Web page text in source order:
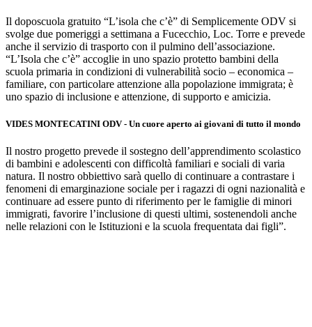
Il doposcuola gratuito “L’isola che c’è” di Semplicemente ODV si
svolge due pomeriggi a settimana a Fucecchio, Loc. Torre e prevede
anche il servizio di trasporto con il pulmino dell’associazione.
“L’Isola che c’è” accoglie in uno spazio protetto bambini della
scuola primaria in condizioni di vulnerabilità socio – economica –
familiare, con particolare attenzione alla popolazione immigrata; è
uno spazio di inclusione e attenzione, di supporto e amicizia.
VIDES MONTECATINI ODV - Un cuore aperto ai giovani di tutto il mondo
Il nostro progetto prevede il sostegno dell’apprendimento scolastico
di bambini e adolescenti con difficoltà familiari e sociali di varia
natura. Il nostro obbiettivo sarà quello di continuare a contrastare i
fenomeni di emarginazione sociale per i ragazzi di ogni nazionalità e
continuare ad essere punto di riferimento per le famiglie di minori
immigrati, favorire l’inclusione di questi ultimi, sostenendoli anche
nelle relazioni con le Istituzioni e la scuola frequentata dai figli”.